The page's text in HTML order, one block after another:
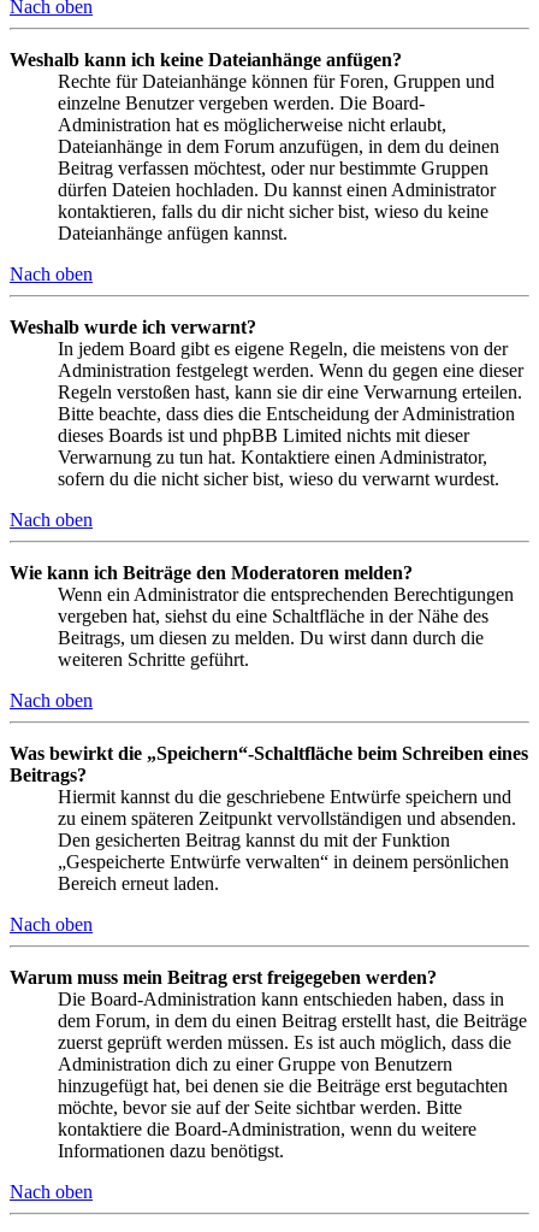
Nach oben
Weshalb kann ich keine Dateianhänge anfügen?
Rechte für Dateianhänge können für Foren, Gruppen und
einzelne Benutzer vergeben werden. Die Board-
Administration hat es möglicherweise nicht erlaubt,
Dateianhänge in dem Forum anzufügen, in dem du deinen
Beitrag verfassen möchtest, oder nur bestimmte Gruppen
dürfen Dateien hochladen. Du kannst einen Administrator
kontaktieren, falls du dir nicht sicher bist, wieso du keine
Dateianhänge anfügen kannst.
Nach oben
Weshalb wurde ich verwarnt?
In jedem Board gibt es eigene Regeln, die meistens von der
Administration festgelegt werden. Wenn du gegen eine dieser
Regeln verstoßen hast, kann sie dir eine Verwarnung erteilen.
Bitte beachte, dass dies die Entscheidung der Administration
dieses Boards ist und phpBB Limited nichts mit dieser
Verwarnung zu tun hat. Kontaktiere einen Administrator,
sofern du die nicht sicher bist, wieso du verwarnt wurdest.
Nach oben
Wie kann ich Beiträge den Moderatoren melden?
Wenn ein Administrator die entsprechenden Berechtigungen
vergeben hat, siehst du eine Schaltfläche in der Nähe des
Beitrags, um diesen zu melden. Du wirst dann durch die
weiteren Schritte geführt.
Nach oben
Was bewirkt die „Speichern“-Schaltfläche beim Schreiben eines
Beitrags?
Hiermit kannst du die geschriebene Entwürfe speichern und
zu einem späteren Zeitpunkt vervollständigen und absenden.
Den gesicherten Beitrag kannst du mit der Funktion
„Gespeicherte Entwürfe verwalten“ in deinem persönlichen
Bereich erneut laden.
Nach oben
Warum muss mein Beitrag erst freigegeben werden?
Die Board-Administration kann entschieden haben, dass in
dem Forum, in dem du einen Beitrag erstellt hast, die Beiträge
zuerst geprüft werden müssen. Es ist auch möglich, dass die
Administration dich zu einer Gruppe von Benutzern
hinzugefügt hat, bei denen sie die Beiträge erst begutachten
möchte, bevor sie auf der Seite sichtbar werden. Bitte
kontaktiere die Board-Administration, wenn du weitere
Informationen dazu benötigst.
Nach oben